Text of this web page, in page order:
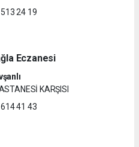
24 19
Eczanesi
KARŞISI
41 43